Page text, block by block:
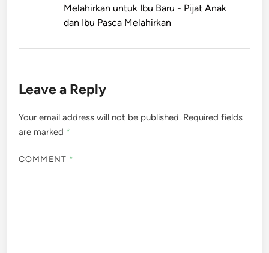
Melahirkan untuk Ibu Baru - Pijat Anak
dan Ibu Pasca Melahirkan
Leave a Reply
Your email address will not be published. Required fields
are marked *
COMMENT *